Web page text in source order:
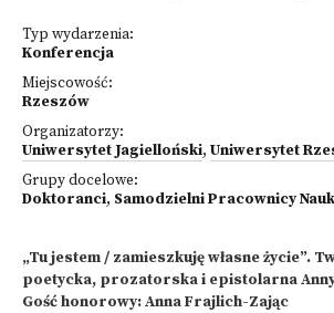
Typ wydarzenia:
Konferencja
Miejscowość:
Rzeszów
Organizatorzy:
Uniwersytet Jagielloński, Uniwersytet
Grupy docelowe:
Doktoranci, Samodzielni Pracownicy
„Tu jestem / zamieszkuję własne życie”.
poetycka, prozatorska i epistolarna
Gość honorowy: Anna Frajlich-Zając